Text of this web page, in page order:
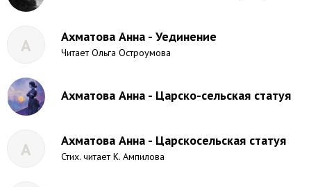
А Ахматова Анна - Уединение
Читает Ольга Остроумова
Ахматова Анна - Царско-сельская статуя
А Ахматова Анна - Царскосельская статуя
Стих. читает К. Ампилова